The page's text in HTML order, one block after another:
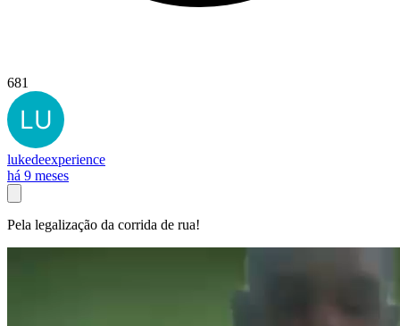
681
lukedeexperience
há 9 meses
Pela legalização da corrida de rua!